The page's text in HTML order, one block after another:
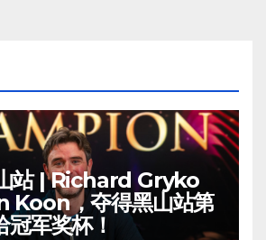
站 | Richard Gryko
Koon，夺得黑山站第
军奖杯！